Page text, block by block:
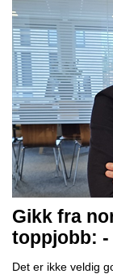
Gikk fra
toppjobb:
Det er ikke veldig